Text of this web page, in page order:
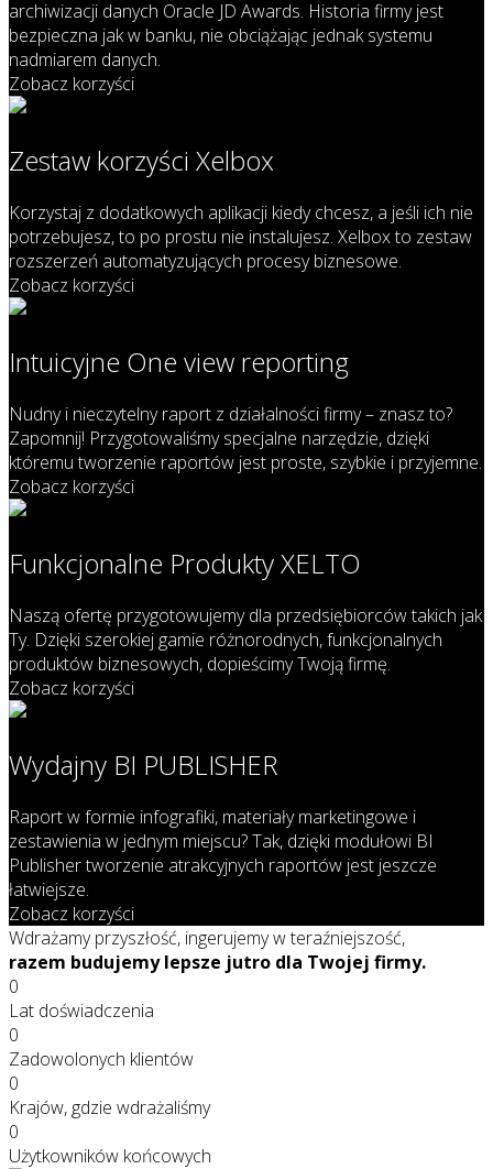
archiwizacji danych Oracle JD Awards. Historia firmy jest
bezpieczna jak w banku, nie obciążając jednak systemu
nadmiarem danych.
Zobacz korzyści
Zestaw korzyści Xelbox
Korzystaj z dodatkowych aplikacji kiedy chcesz, a jeśli ich nie
potrzebujesz, to po prostu nie instalujesz. Xelbox to zestaw
rozszerzeń automatyzujących procesy biznesowe.
Zobacz korzyści
Intuicyjne One view reporting
Nudny i nieczytelny raport z działalności firmy – znasz to?
Zapomnij! Przygotowaliśmy specjalne narzędzie, dzięki
któremu tworzenie raportów jest proste, szybkie i przyjemne.
Zobacz korzyści
Funkcjonalne Produkty XELTO
Naszą ofertę przygotowujemy dla przedsiębiorców takich jak
Ty. Dzięki szerokiej gamie różnorodnych, funkcjonalnych
produktów biznesowych, dopieścimy Twoją firmę.
Zobacz korzyści
Wydajny BI PUBLISHER
Raport w formie infografiki, materiały marketingowe i
zestawienia w jednym miejscu? Tak, dzięki modułowi BI
Publisher tworzenie atrakcyjnych raportów jest jeszcze
łatwiejsze.
Zobacz korzyści
Wdrażamy przyszłość, ingerujemy w teraźniejszość,
razem budujemy lepsze jutro dla Twojej firmy.
0
Lat doświadczenia
0
Zadowolonych klientów
0
Krajów, gdzie wdrażaliśmy
0
Użytkowników końcowych